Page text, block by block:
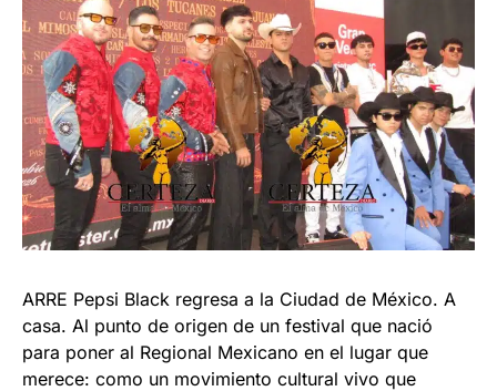
ARRE Pepsi Black regresa a la Ciudad de México. A
casa. Al punto de origen de un festival que nació
para poner al Regional Mexicano en el lugar que
merece: como un movimiento cultural vivo que